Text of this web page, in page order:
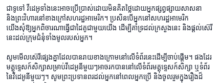
ជាទូទៅ វីដេអូទាំងនេះអាចប្រើប្រាស់ដោយមិនគិតថ្លៃដោយអ្នកផ្សព្វផ្សាយសាសនា
និងព្រះវិហារនៅខាងក្រៅសហរដ្ឋអាមេរិក។ ប្រសិនបើអ្នកនៅសហរដ្ឋអាមេរិក
យើងសុំឱ្យអ្នកពិចារណាធ្វើជាដៃគូជាមួយយើង ដើម្បីគាំទ្រដល់ក្រសួងនេះ និងផ្តល់ស៊េរី
នេះដល់ក្រុមជំនុំទាំងមូលរបស់អ្នក។
សូម​មើល​ស៊េរី​ផ្សេង​គ្នា​ដែល​បាន​រាយ​ខាង​ក្រោម​នៅ​លើ​ទំព័រ​នេះ​ដើម្បី​ចាប់​ផ្តើ​ម​។ ផងដែរ
មគ្គុទ្ទេសក៍សិក្សាសម្រាប់វីដេអូនីមួយៗអាចរកបាននៅលើទំព័រមគ្គុទ្ទេសក៍សិក្សា ឬទំព័រ
នៃវីដេអូនីមួយៗ។ សូមព្រះប្រទានពរដល់អ្នកនៅពេលអ្នកប្រើ និងចូលរួមក្នុងរឿងដ៏